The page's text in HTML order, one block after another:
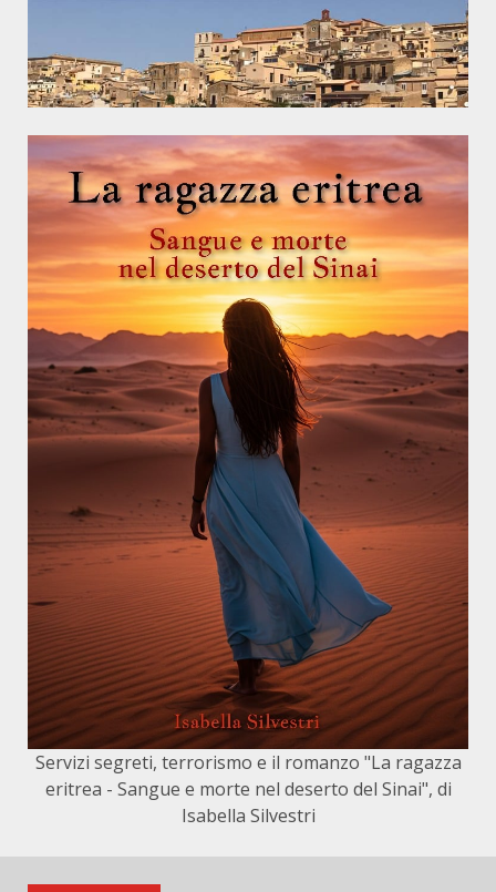
Servizi segreti, terrorismo e il romanzo "La ragazza
eritrea - Sangue e morte nel deserto del Sinai", di
Isabella Silvestri